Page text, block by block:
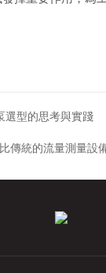
選型的思考與實踐
傳統的流量測量設